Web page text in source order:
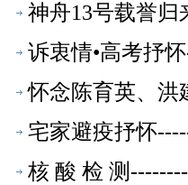
神舟13号载誉
诉衷情•高考抒
怀念陈育英、洪
宅家避疫抒怀
核 酸 检 测